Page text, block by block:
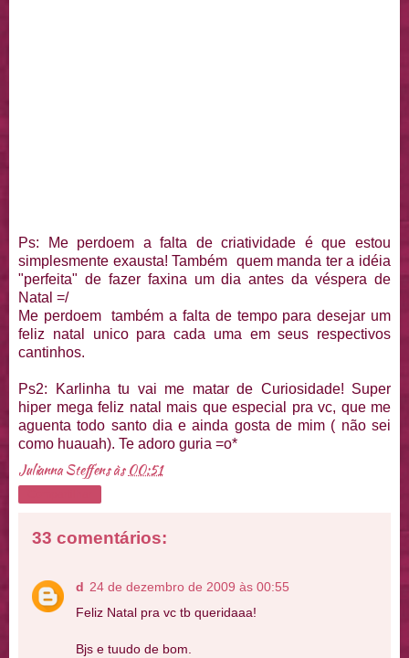
Ps: Me perdoem a falta de criatividade é que estou
simplesmente exausta! Também quem manda ter a idéia
"perfeita" de fazer faxina um dia antes da véspera de
Natal =/
Me perdoem também a falta de tempo para desejar um
feliz natal unico para cada uma em seus respectivos
cantinhos.
Ps2: Karlinha tu vai me matar de Curiosidade! Super
hiper mega feliz natal mais que especial pra vc, que me
aguenta todo santo dia e ainda gosta de mim ( não sei
como huauah). Te adoro guria =o*
Julianna Steffensàs00:51
33 comentários:
d 24 de dezembro de 2009 às 00:55
Feliz Natal pra vc tb queridaaa!
Bjs e tuudo de bom.